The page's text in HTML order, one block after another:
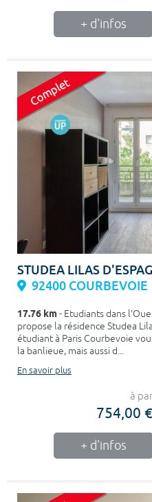
+ d'infos
STUDEA LILAS
92400 COURBEVOIE
17.76 km- Etudiants dans
propose la résidence Studea
étudiant à Paris Courbevoie
la banlieue, mais aussi d...
En savoir plus
à
754,00
+ d'infos